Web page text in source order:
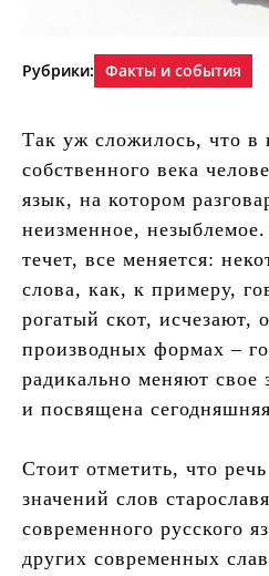
Рубрики: Факты и события
Так уж сложилось, что в
собственного века
язык, на котором
неизменное,
течет, все меняется:
слова, как, к примеру,
рогатый скот, исчезают,
производных формах –
радикально меняют свое
и посвящена
Стоит отметить, что
значений слов
современного русского
других современных